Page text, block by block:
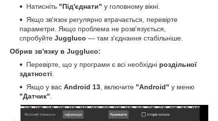
Натисніть "Під'єднати" у головному вікні.
Якщо зв'язок регулярно втрачається, перевірте
параметри. Якщо проблема не розв'язується,
спробуйте Juggluco — там з'єднання стабільніше.
Обрив зв'язку в Juggluco:
Перевірте, що у програми є всі необхідні роздільної
здатності
Якщо у вас Android 13 , включите "Android" у меню
"Датчик"